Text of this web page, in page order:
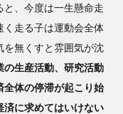
と、今度は一生懸命走
く走る子は運動会全体
を無くすと雰囲気が沈
の生産活動、研究活動
全体の停滞が起こり始
済に求めてはいけない